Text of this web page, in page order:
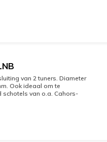
van 2 tuners. Diameter
Ook ideaal om te
van o.a. Cahors-